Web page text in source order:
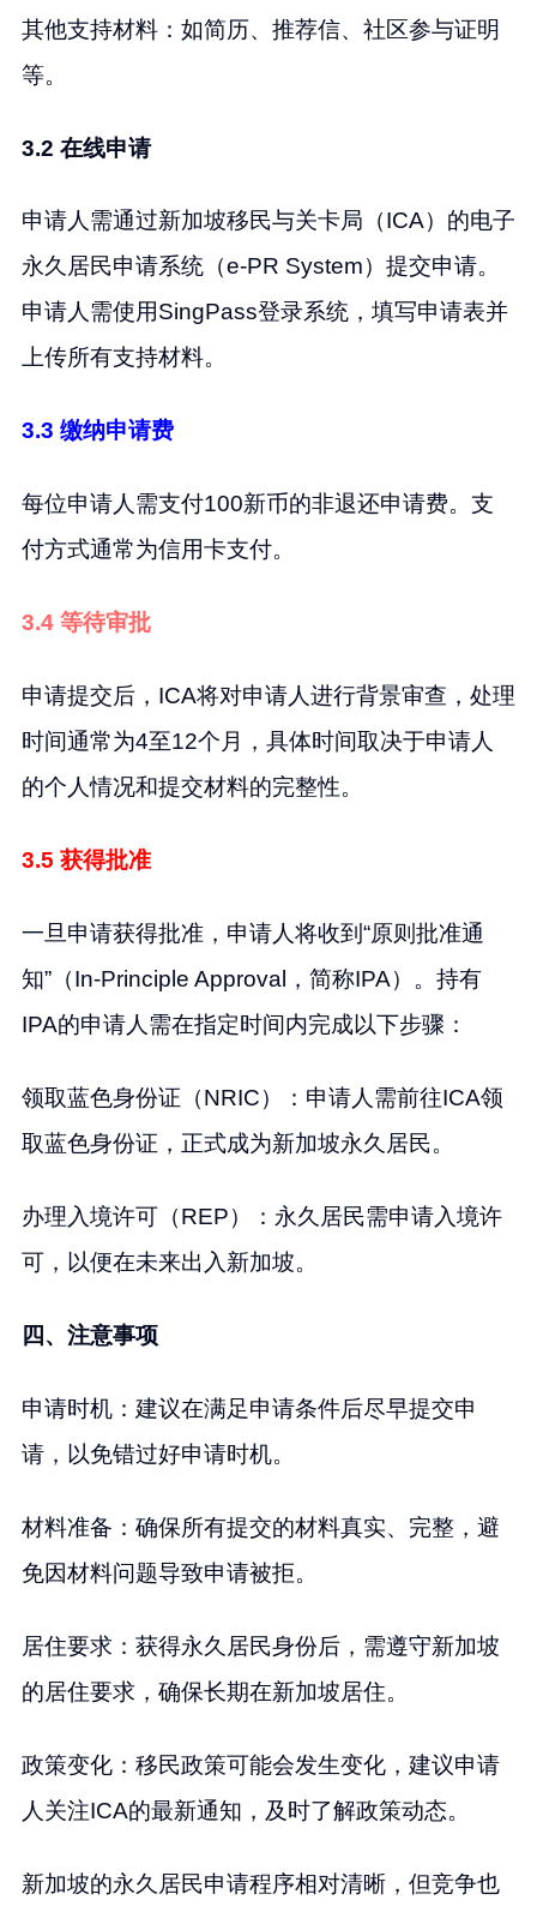
其他支持材料：如简历、推荐信、社区参与证明
等。
3.2 在线申请
申请人需通过新加坡移民与关卡局（ICA）的电子
永久居民申请系统（e-PR System）提交申请。
申请人需使用SingPass登录系统，填写申请表并
上传所有支持材料。
3.3 缴纳申请费
每位申请人需支付100新币的非退还申请费。支
付方式通常为信用卡支付。
3.4 等待审批
申请提交后，ICA将对申请人进行背景审查，处理
时间通常为4至12个月，具体时间取决于申请人
的个人情况和提交材料的完整性。
3.5 获得批准
一旦申请获得批准，申请人将收到“原则批准通
知”（In-Principle Approval，简称IPA）。持有
IPA的申请人需在指定时间内完成以下步骤：
领取蓝色身份证（NRIC）：申请人需前往ICA领
取蓝色身份证，正式成为新加坡永久居民。
办理入境许可（REP）：永久居民需申请入境许
可，以便在未来出入新加坡。
四、注意事项
申请时机：建议在满足申请条件后尽早提交申
请，以免错过好申请时机。
材料准备：确保所有提交的材料真实、完整，避
免因材料问题导致申请被拒。
居住要求：获得永久居民身份后，需遵守新加坡
的居住要求，确保长期在新加坡居住。
政策变化：移民政策可能会发生变化，建议申请
人关注ICA的最新通知，及时了解政策动态。
新加坡的永久居民申请程序相对清晰，但竞争也